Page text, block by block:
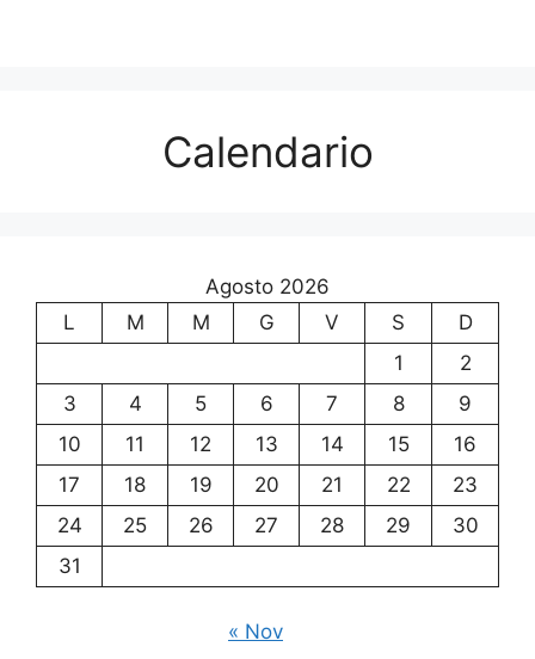
Calendario
Agosto 2026
L
M M G V S
D
1
2
3
4 5 6 7 8
9
10
11 12 13 14 15
16
17
18 19 20 21 22
23
24
25 26 27 28 29
30
31
« Nov